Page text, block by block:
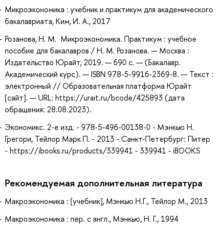
Микроэкономика : учебник и практикум для академического
бакалавриата, Ким, И. А., 2017
Розанова, Н. М. Микроэкономика. Практикум : учебное
пособие для бакалавров / Н. М. Розанова. — Москва :
Издательство Юрайт, 2019. — 690 с. — (Бакалавр.
Академический курс). — ISBN 978-5-9916-2369-8. — Текст :
электронный // Образовательная платформа Юрайт
[сайт]. — URL: https://urait.ru/bcode/425893 (дата
обращения: 28.08.2023).
Экономикс. 2-е изд. - 978-5-496-00138-0 - Мэнкью Н.
Грегори, Тейлор Марк П. - 2013 - Санкт-Петербург: Питер
- https://ibooks.ru/products/339941 - 339941 - iBOOKS
Рекомендуемая дополнительная литература
Макроэкономика : [учебник], Мэнкью Н.Г., Тейлор М., 2013
Макроэкономика : пер. с англ., Мэнкью, Н. Г., 1994